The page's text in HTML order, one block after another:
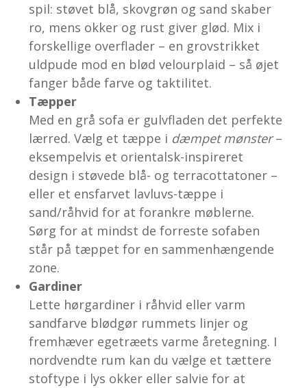
spil: støvet blå, skovgrøn og sand skaber
ro, mens okker og rust giver glød. Mix i
forskellige overflader – en grovstrikket
uldpude mod en blød velourplaid – så øjet
fanger både farve og taktilitet.
Tæpper
Med en grå sofa er gulvfladen det perfekte
lærred. Vælg et tæppe i dæmpet mønster–
eksempelvis et orientalsk-inspireret
design i støvede blå- og terracottatoner –
eller et ensfarvet lavluvs-tæppe i
sand/råhvid for at forankre møblerne.
Sørg for at mindst de forreste sofaben
står på tæppet for en sammenhængende
zone.
Gardiner
Lette hørgardiner i råhvid eller varm
sandfarve blødgør rummets linjer og
fremhæver egetræets varme åretegning. I
nordvendte rum kan du vælge et tættere
stoftype i lys okker eller salvie for at